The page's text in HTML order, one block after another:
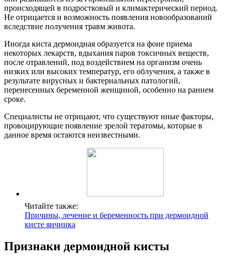
происходящей в подростковый и климактерический период.
Не отрицается и возможность появления новообразований
вследствие получения травм живота.
Иногда киста дермоидная образуется на фоне приема
некоторых лекарств, вдыхания паров токсичных веществ,
после отравлений, под воздействием на организм очень
низких или высоких температур, его облучения, а также в
результате вирусных и бактериальных патологий,
перенесенных беременной женщиной, особенно на раннем
сроке.
Специалисты не отрицают, что существуют иные факторы,
провоцирующие появление зрелой тератомы, которые в
данное время остаются неизвестными.
Читайте также:
Причины, лечение и беременность при дермоидной
кисте яичника
Признаки дермоидной кисты